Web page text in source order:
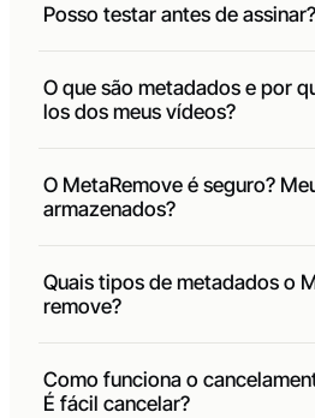
Posso testar antes de assinar?
O que são metadados e por
los dos meus vídeos?
O MetaRemove é seguro?
armazenados?
Quais tipos de metadados o
remove?
Como funciona o
É fácil cancelar?